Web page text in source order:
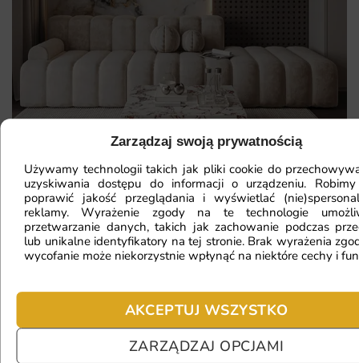
Zarządzaj swoją prywatnością
Używamy technologii takich jak pliki cookie do
uzyskiwania dostępu do informacji o urządzeniu.
poprawić jakość przeglądania i wyświetlać
reklamy. Wyrażenie zgody na te technologie
przetwarzanie danych, takich jak zachowanie podczas
lub unikalne identyfikatory na tej stronie. Brak wyrażenia
wycofanie może niekorzystnie wpłynąć na niektóre cechy i
AKCEPTUJ WSZYSTKO
ZARZĄDZAJ OPCJAMI
Mam ścianę o nietypowym kształcie,
czy da się na niej położyć
fototapetę?
Ile będę czekać na realizację